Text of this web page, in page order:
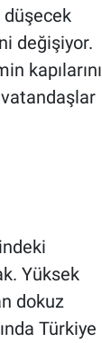
düşecek
değişiyor.
kapılarını
Yüksek
dokuz
Türkiye